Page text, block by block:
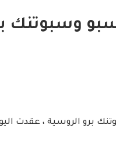
وسبوتنك
برو الروسية ، عقدت